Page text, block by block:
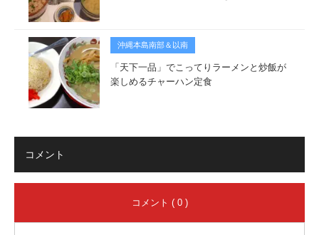
沖縄本島南部＆以南
「天下一品」でこってりラーメンと炒飯が
楽しめるチャーハン定食
コメント
コメント ( 0 )